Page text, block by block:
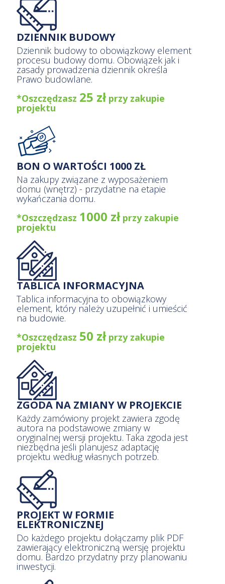
DZIENNIK BUDOWY
Dziennik budowy to obowiązkowy element
procesu budowy domu. Obowiązek jak i
zasady prowadzenia dziennik określa
Prawo budowlane.
*Oszczędzasz 25 złprzy zakupie
projektu
BON O WARTOŚCI 1000 ZŁ
Na zakupy związane z wyposażeniem
domu (wnętrz) - przydatne na etapie
wykańczania domu.
*Oszczędzasz 1000 złprzy zakupie
projektu
TABLICA INFORMACYJNA
Tablica informacyjna to obowiązkowy
element, który należy uzupełnić i umieścić
na budowie.
*Oszczędzasz 50 złprzy zakupie
projektu
ZGODA NA ZMIANY W PROJEKCIE
Każdy zamówiony projekt zawiera zgodę
autora na podstawowe zmiany w
oryginalnej wersji projektu. Taka zgoda jest
niezbędna jeśli planujesz adaptację
projektu według własnych potrzeb.
PROJEKT W FORMIE
ELEKTRONICZNEJ
Do każdego projektu dołączamy plik PDF
zawierający elektroniczną wersję projektu
domu. Bardzo przydatny przy planowaniu
inwestycji.